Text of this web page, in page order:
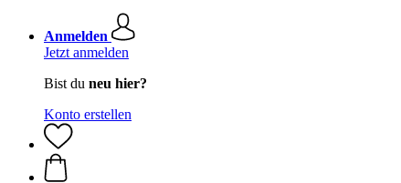
Anmelden
Jetzt anmelden
Bist du neu hier?
Konto erstellen